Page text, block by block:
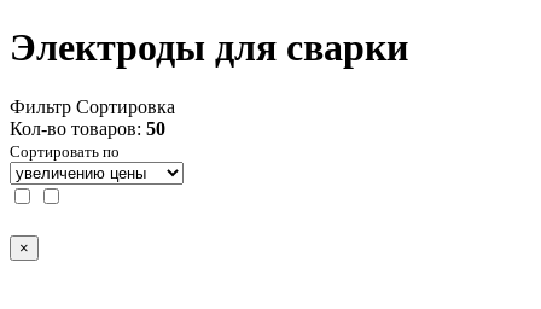
Электроды для сварки
Фильтр Сортировка
Кол-во товаров: 50
Сортировать по
×